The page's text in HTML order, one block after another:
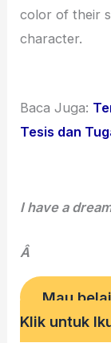
color of their
character.
Baca Juga:
Tesis dan
I have a
Â
Mau
Klik untuk